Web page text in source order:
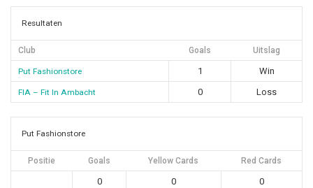
Resultaten
Club Goals Uitslag
Put Fashionstore 1 Win
FIA – Fit In Ambacht 0 Loss
Put Fashionstore
Positie Goals Yellow Cards Red Cards
0 0 0